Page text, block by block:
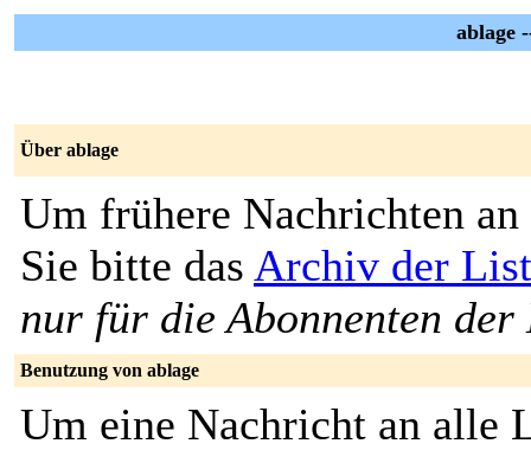
ablage
Über ablage
Um frühere Nachrichten an
Sie bitte das Archiv der
nur für die Abonnenten
Benutzung von ablage
Um eine Nachricht an alle